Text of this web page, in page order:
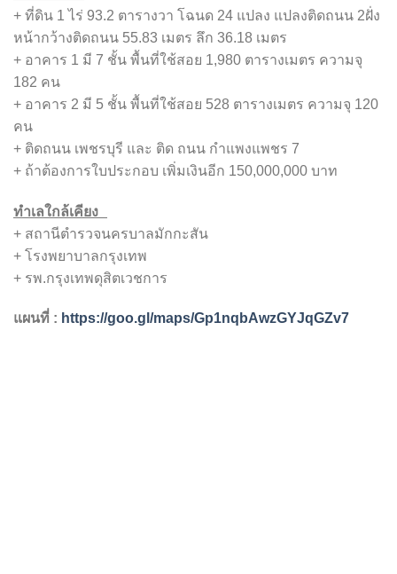
+ ที่ดิน 1 ไร่ 93.2 ตารางวา โฉนด 24 แปลง แปลงติดถนน 2ฝั่ง
หน้ากว้างติดถนน 55.83 เมตร ลึก 36.18 เมตร
+ อาคาร 1 มี 7 ชั้น พื้นที่ใช้สอย 1,980 ตารางเมตร ความจุ
182 คน
+ อาคาร 2 มี 5 ชั้น พื้นที่ใช้สอย 528 ตารางเมตร ความจุ 120
คน
+ ติดถนน เพชรบุรี และ ติด ถนน กำแพงแพชร 7
+ ถ้าต้องการใบประกอบ เพิ่มเงินอีก 150,000,000 บาท
ทำเลใกล้เคียง
+ สถานีตำรวจนครบาลมักกะสัน
+ โรงพยาบาลกรุงเทพ
+ รพ.กรุงเทพดุสิตเวชการ
แผนที่ : https://goo.gl/maps/Gp1nqbAwzGYJqGZv7